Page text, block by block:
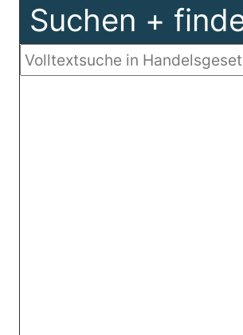
Suchen +